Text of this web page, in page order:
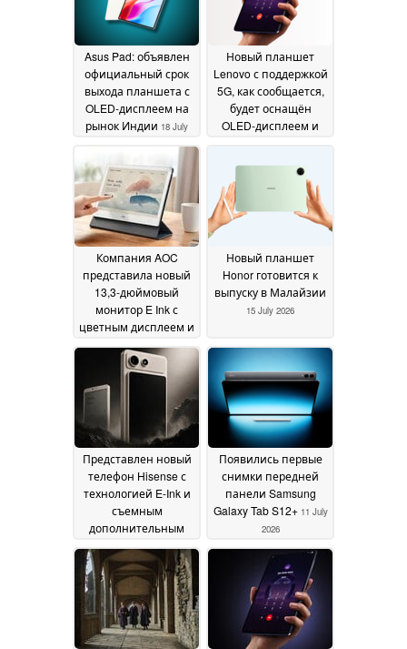
Asus Pad: объявлен
официальный срок
выхода планшета с
OLED-дисплеем на
рынок Индии 18 July
Новый планшет
Lenovo с поддержкой
5G, как сообщается,
будет оснащён
OLED-дисплеем и
16 July 2026
Компания AOC
представила новый
13,3-дюймовый
монитор E Ink с
цветным дисплеем и
16
July 2026
Новый планшет
Honor готовится к
выпуску в Малайзии
15 July 2026
Представлен новый
телефон Hisense с
технологией E-Ink и
съемным
дополнительным
12 July 2026
Появились первые
снимки передней
панели Samsung
Galaxy Tab S12+ 11 July
2026